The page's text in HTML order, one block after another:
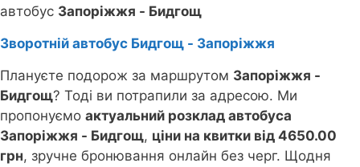
автобус Запоріжжя - Бидгощ
Зворотній автобус Бидгощ - Запоріжжя
Плануєте подорож за маршрутом Запоріжжя -
Бидгощ? Тоді ви потрапили за адресою. Ми
пропонуємо актуальний розклад автобуса
Запоріжжя - Бидгощ, ціни на квитки від 4650.00
грн, зручне бронювання онлайн без черг. Щодня